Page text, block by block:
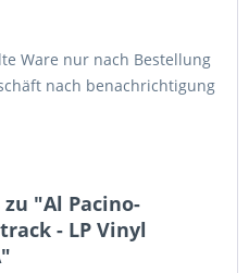
Ware nur nach Bestellung
nach benachrichtigung
"Al Pacino-
- LP Vinyl